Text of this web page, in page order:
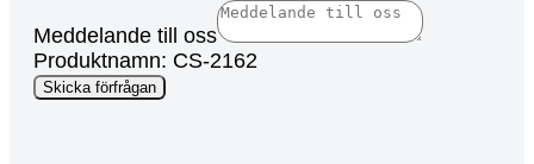
Meddelande till oss
Produktnamn: CS-2162
Group
Skicka förfrågan